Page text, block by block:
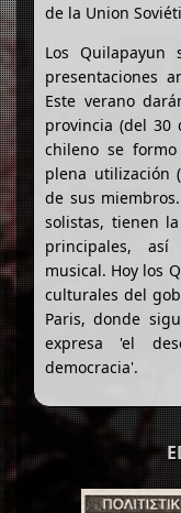
de la Union
Los Quilapayun
presentaciones
Este verano
provincia (del 30
chileno se
plena utilización
de sus
solistas, tienen
principales,
musical. Hoy los
culturales del
Paris, donde
expresa 'el
democracia'.